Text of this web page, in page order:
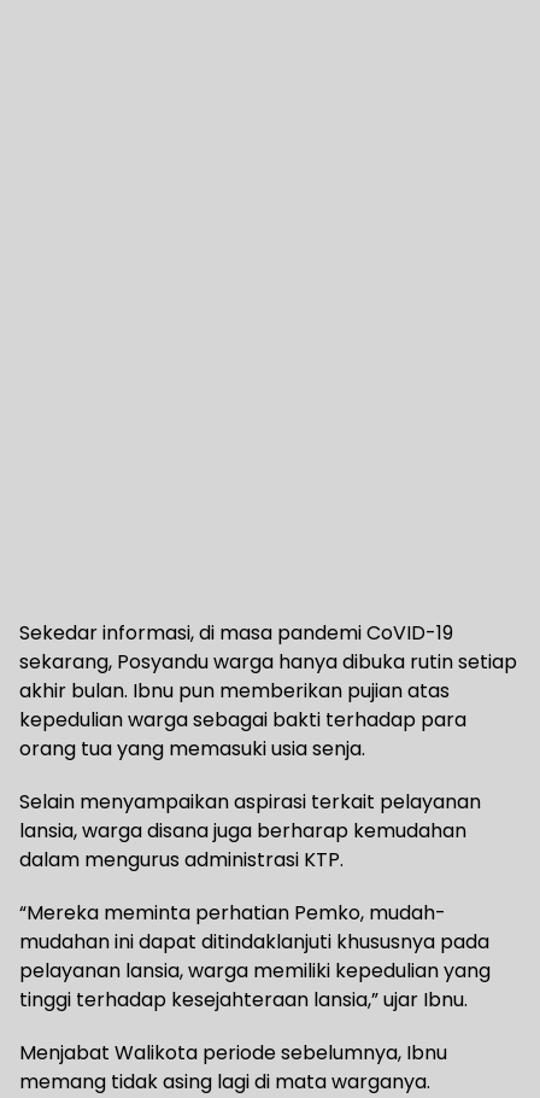
Sekedar informasi, di masa pandemi CoVID-19
sekarang, Posyandu warga hanya dibuka rutin setiap
akhir bulan. Ibnu pun memberikan pujian atas
kepedulian warga sebagai bakti terhadap para
orang tua yang memasuki usia senja.
Selain menyampaikan aspirasi terkait pelayanan
lansia, warga disana juga berharap kemudahan
dalam mengurus administrasi KTP.
“Mereka meminta perhatian Pemko, mudah-
mudahan ini dapat ditindaklanjuti khususnya pada
pelayanan lansia, warga memiliki kepedulian yang
tinggi terhadap kesejahteraan lansia,” ujar Ibnu.
Menjabat Walikota periode sebelumnya, Ibnu
memang tidak asing lagi di mata warganya.